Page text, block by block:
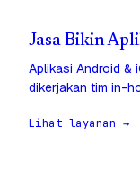
Jasa Bikin
Aplikasi Android &
dikerjakan tim in-
Lihat layanan →